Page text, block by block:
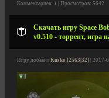
Комментариев: 1 | Просмотров: 5642
Скачать игру Space
v0.510 - торрент, игра
Игру добавил Kusko [2563|32] | 2017-